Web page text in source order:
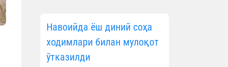
Навоийда ёш диний соҳа
ходимлари билан мулоқот
ўтказилди